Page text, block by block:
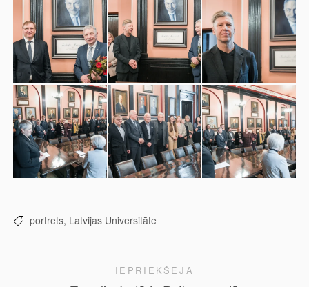
portrets, Latvijas Universitāte
IEPRIEKŠĒJĀ